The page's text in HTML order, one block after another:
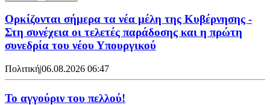
Ορκίζονται σήμερα τα νέα μέλη της Κυβέρνησης -
Στη συνέχεια οι τελετές παράδοσης και η πρώτη
συνεδρία του νέου Υπουργικού
Πολιτική|06.08.2026 06:47
Το αγγούριν του πελλού!